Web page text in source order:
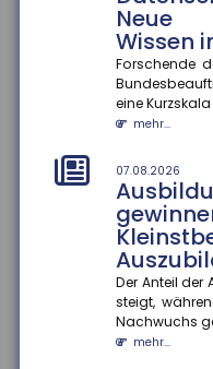
Neue
Wissen
Forschende
eine
mehr...
07.08.2026
Der Anteil der
steigt,
Nachwuchs
mehr...
Die Hochschule
Soonwald-
Wasser bei
mehr...
07.08.2026
stark von der
Übergängen im
mehr...
07.08.2026
hängt